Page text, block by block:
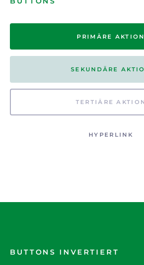
PRIMÄRE AKTION
SEKUNDÄRE
TERTIÄRE AKTION
HYPERLINK
BUTTONS INVERTIERT